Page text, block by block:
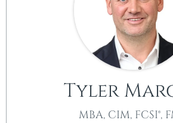
Tyler
MBA, CIM, FCSI®,